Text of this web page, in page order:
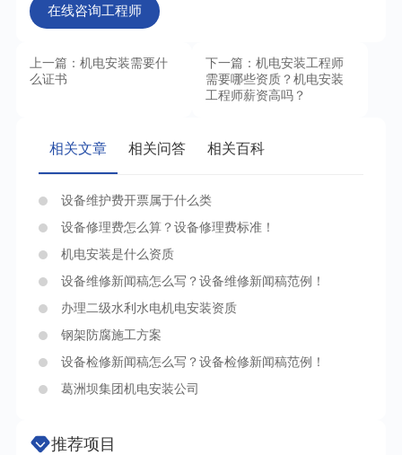
在线咨询工程师
上一篇：机电安装需要什
么证书
下一篇：机电安装工程师
需要哪些资质？机电安装
工程师薪资高吗？
相关文章 相关问答 相关百科
设备维护费开票属于什么类
设备修理费怎么算？设备修理费标准！
机电安装是什么资质
设备维修新闻稿怎么写？设备维修新闻稿范例！
办理二级水利水电机电安装资质
钢架防腐施工方案
设备检修新闻稿怎么写？设备检修新闻稿范例！
葛洲坝集团机电安装公司
推荐项目